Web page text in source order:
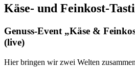
Käse- und Feinkost-
Genuss-Event „Käse &
(live)
Hier bringen wir zwei Welten